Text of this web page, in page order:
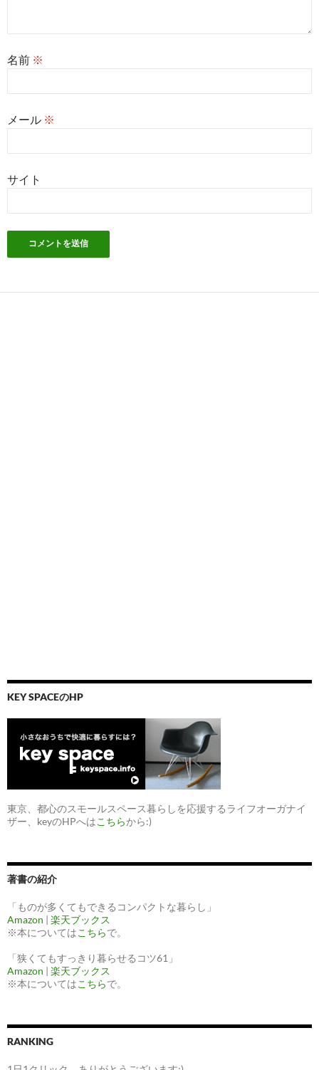
名前 ※
メール ※
サイト
KEY SPACEのHP
東京、都心のスモールスペース暮らしを応援するライフオーガナイ
ザー、keyのHPへはこちらから:)
著書の紹介
「ものが多くてもできるコンパクトな暮らし」
Amazon | 楽天ブックス
※本についてはこちらで。
「狭くてもすっきり暮らせるコツ61」
Amazon | 楽天ブックス
※本についてはこちらで。
RANKING